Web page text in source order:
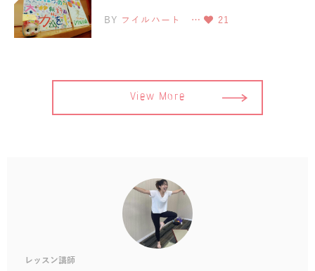
BY フイルハート … 21
View More
レッスン講師